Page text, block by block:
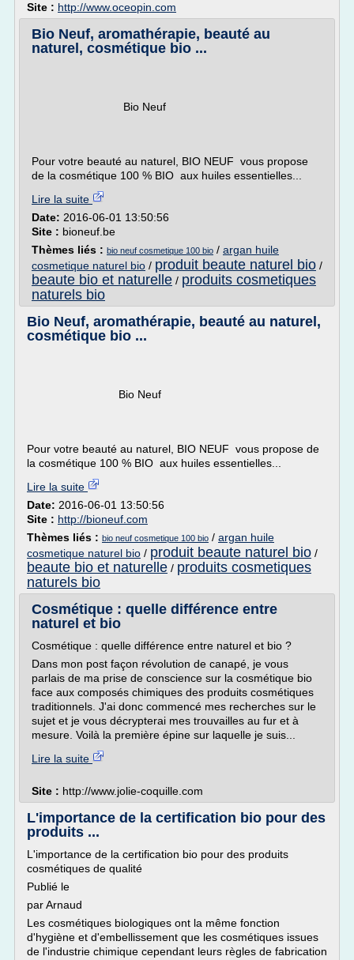
Site : http://www.oceopin.com
Bio Neuf, aromathérapie, beauté au
naturel, cosmétique bio ...
Bio Neuf
Pour votre beauté au naturel, BIO NEUF vous propose
de la cosmétique 100 % BIO aux huiles essentielles...
Lire la suite
Date: 2016-06-01 13:50:56
Site : bioneuf.be
Thèmes liés : bio neuf cosmetique 100 bio / argan huile
cosmetique naturel bio / produit beaute naturel bio /
beaute bio et naturelle / produits cosmetiques
naturels bio
Bio Neuf, aromathérapie, beauté au naturel,
cosmétique bio ...
Bio Neuf
Pour votre beauté au naturel, BIO NEUF vous propose de
la cosmétique 100 % BIO aux huiles essentielles...
Lire la suite
Date: 2016-06-01 13:50:56
Site : http://bioneuf.com
Thèmes liés : bio neuf cosmetique 100 bio / argan huile
cosmetique naturel bio / produit beaute naturel bio /
beaute bio et naturelle / produits cosmetiques
naturels bio
Cosmétique : quelle différence entre
naturel et bio
Cosmétique : quelle différence entre naturel et bio ?
Dans mon post façon révolution de canapé, je vous
parlais de ma prise de conscience sur la cosmétique bio
face aux composés chimiques des produits cosmétiques
traditionnels. J'ai donc commencé mes recherches sur le
sujet et je vous décrypterai mes trouvailles au fur et à
mesure. Voilà la première épine sur laquelle je suis...
Lire la suite
Site : http://www.jolie-coquille.com
L'importance de la certification bio pour des
produits ...
L'importance de la certification bio pour des produits
cosmétiques de qualité
Publié le
par Arnaud
Les cosmétiques biologiques ont la même fonction
d'hygiène et d'embellissement que les cosmétiques issues
de l'industrie chimique cependant leurs règles de fabrication